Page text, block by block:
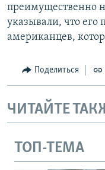
преимущественно
указывали, что
американцев,
Поделиться
ЧИТАЙТЕ
ТОП-ТЕМА